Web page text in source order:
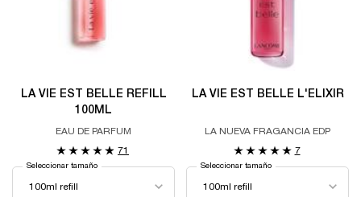
LA VIE EST BELLE REFILL
100ML
EAU DE PARFUM
71
Seleccionar tamaño
LA VIE EST BELLE L'ELIXIR
LA NUEVA FRAGANCIA EDP
7
Seleccionar tamaño